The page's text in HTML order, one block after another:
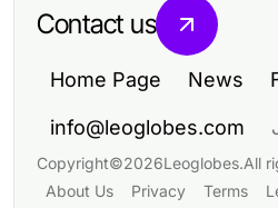
Contact us
Home Page News
info@leoglobes.com
Copyright©2026Leoglobes.All
About Us
Privacy Terms